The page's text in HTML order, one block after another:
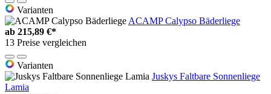
Varianten
ACAMP Calypso Bäderliege
ab 215,89 €*
13 Preise vergleichen
Varianten
Juskys Faltbare Sonnenliege
Lamia